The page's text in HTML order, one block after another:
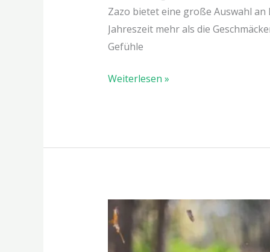
Zazo bietet eine große Auswahl
Jahreszeit mehr als die
Gefühle
Weiterlesen »
Kinderkrankheiten
frühzeitig
erkennen